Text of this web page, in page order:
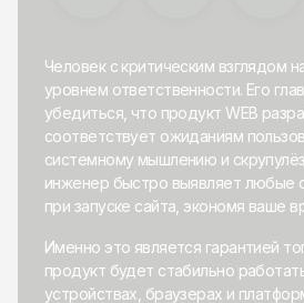
Человек с критическим взглядом
уровнем ответственности. Его
убедиться, что продукт WEB
соответствует ожиданиям
системному мышлению и
инженер быстро выявляет любые
при запуске сайта, экономя ваше
Именно это является гарантией
продукт будет стабильно
устройствах, браузерах и